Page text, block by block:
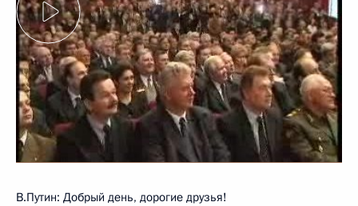
В.Путин: Добрый день, дорогие друзья!